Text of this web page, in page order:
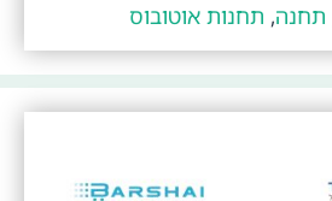
תחנה, תחנות אוטובוס